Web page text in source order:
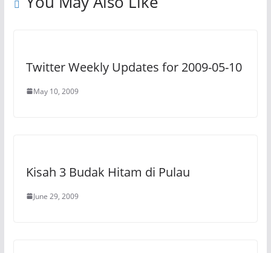
Twitter Weekly Updates for 2009-05-10
May 10, 2009
Kisah 3 Budak Hitam di Pulau
June 29, 2009